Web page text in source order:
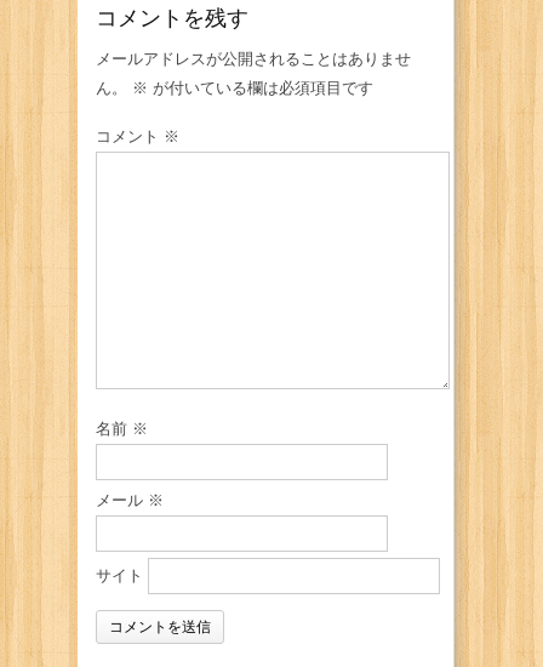
コメントを残す
メールアドレスが公開されることはありませ
ん。
※ が付いている欄は必須項目です
コメント ※
名前 ※
メール ※
サイト